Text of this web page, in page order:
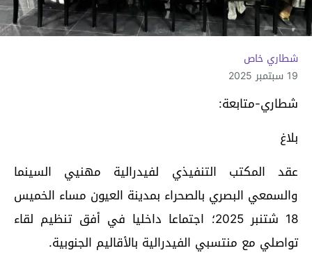
شطاري خاص
19 سبتمبر 2025
شطاري-متابعة:
بلاغ
عقد المكتب التنفيذي لفيدرالية مهنيي السينما
والسمعي البصري بالصحراء بمدينة العيون مساء الخميس
18 شتنبر 2025؛ اجتماعا داخليا في أفق تنظيم لقاء
تواصلي مع منتسبي الفيدرالية بالأقاليم الجنوبية.